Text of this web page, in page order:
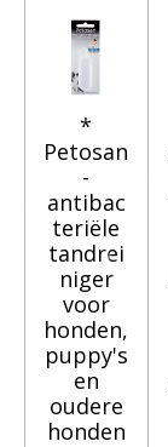
*
Petosan
-
antibac
teriële
tandrei
niger
voor
honden,
puppy's
en
oudere
honden